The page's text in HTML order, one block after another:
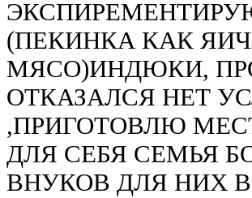
(ПЕКИНКА КАК
МЯСО)ИНДЮКИ,
ОТКАЗАЛСЯ НЕТ
,ПРИГОТОВЛЮ
ДЛЯ СЕБЯ СЕМЬЯ
ВНУКОВ ДЛЯ НИХ